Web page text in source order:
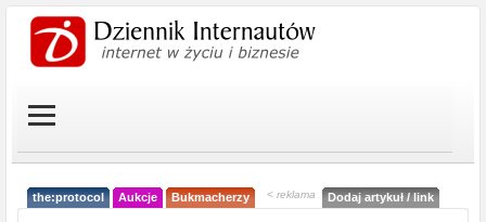
the:protocol Aukcje Bukmacherzy < reklama Dodaj artykuł / link